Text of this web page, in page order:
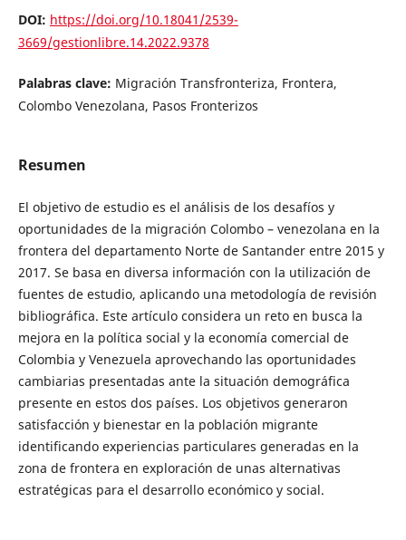
DOI: https://doi.org/10.18041/2539-
3669/gestionlibre.14.2022.9378
Palabras clave: Migración Transfronteriza, Frontera,
Colombo Venezolana, Pasos Fronterizos
Resumen
El objetivo de estudio es el análisis de los desafíos y
oportunidades de la migración Colombo – venezolana en la
frontera del departamento Norte de Santander entre 2015 y
2017. Se basa en diversa información con la utilización de
fuentes de estudio, aplicando una metodología de revisión
bibliográfica. Este artículo considera un reto en busca la
mejora en la política social y la economía comercial de
Colombia y Venezuela aprovechando las oportunidades
cambiarias presentadas ante la situación demográfica
presente en estos dos países. Los objetivos generaron
satisfacción y bienestar en la población migrante
identificando experiencias particulares generadas en la
zona de frontera en exploración de unas alternativas
estratégicas para el desarrollo económico y social.